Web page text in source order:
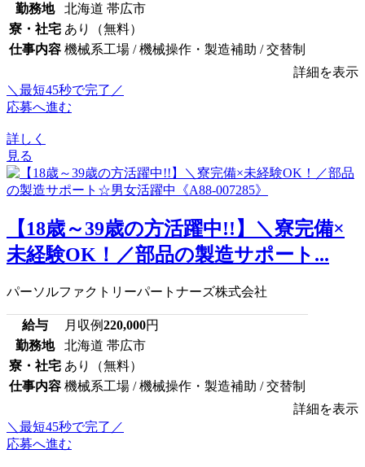
勤務地
北海道 帯広市
寮・社宅 あり（無料）
仕事内容 機械系工場 / 機械操作・製造補助 / 交替制
詳細を表示
＼最短45秒で完了／
応募へ進む
詳しく
見る
【18歳～39歳の方活躍中!!】＼寮完備×
未経験OK！／部品の製造サポート...
パーソルファクトリーパートナーズ株式会社
給与 月収例220,000円
勤務地
北海道 帯広市
寮・社宅 あり（無料）
仕事内容 機械系工場 / 機械操作・製造補助 / 交替制
詳細を表示
＼最短45秒で完了／
応募へ進む